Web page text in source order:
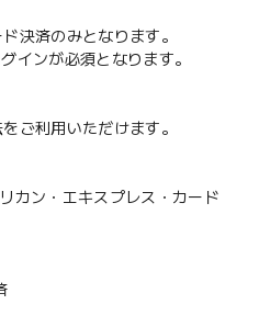
決済のみとなります。
インが必須となります。
ご利用いただけます。
ン・エキスプレス・カード